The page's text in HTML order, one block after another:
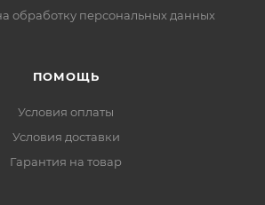
обработку персональных данных
ПОМОЩЬ
Условия оплаты
Условия доставки
Гарантия на товар